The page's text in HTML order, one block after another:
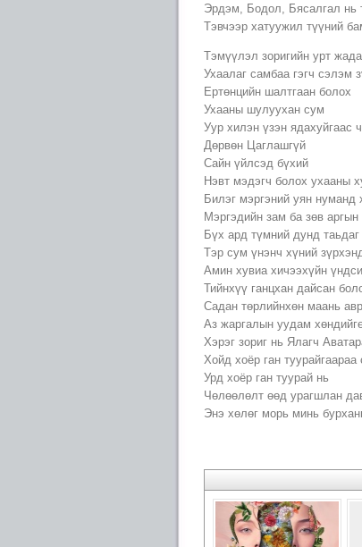
Эрдэм, Бодол, Бясалгал нь
Тэвчээр хатуужил түүний
Тэмүүлэл зоригийн урт
Ухаалаг самбаа гэгч сэлэм
Ертөнцийн шалтгаан болох
Ухааны шулуухан сум
Уур хилэн үзэн ядахуйгаас
Дөрвөн Цаглашгүй
Сайн үйлсэд бүхий
Нэвт мэдэгч болох ухааны
Билэг мэргэний уян нуманд
Мэргэдийн зам ба зөв
Бүх ард түмний дунд
Тэр сум үнэнч хүний
Амин хувиа хичээхүйн
Тийнхүү ганцхан дайсан
Садан төрлийнхөн маань
Аз жаргалын уудам
Хэрэг зориг нь Ялагч
Хойд хоёр ган
Урд хоёр ган туурай нь
Чөлөөлөлт өөд урагшлан
Энэ хөлөг морь минь